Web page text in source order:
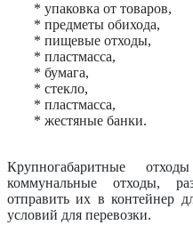
* упаковка от товаров,
* предметы обихода,
* пищевые отходы,
* пластмасса,
* бумага,
* стекло,
* пластмасса,
* жестяные банки.
Крупногабаритные
коммунальные отходы,
отправить их в контейнер
условий для перевозки.